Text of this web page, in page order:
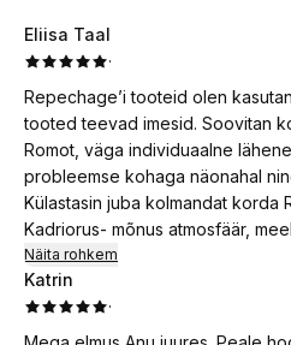
Eliisa Taal
·
Repechage’i tooteid olen
tooted teevad imesid. Soovitan
Romot, väga individuaalne
probleemse kohaga näonahal
Külastasin juba kolmandat korda
Kadriorus- mõnus atmosfäär,
tulemus.
Näita rohkem
Katrin
·